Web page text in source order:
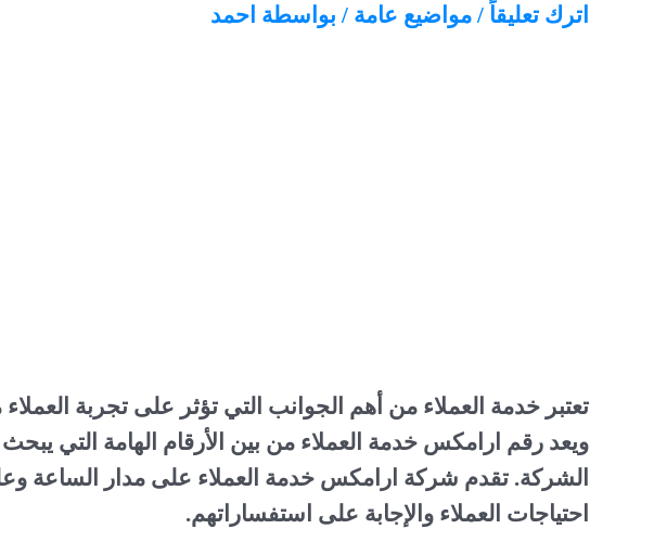
اترك تعليقاً / مواضيع عامة / بواسطة احمد
تعتبر خدمة العملاء من أهم الجوانب التي تؤثر على تجربة
ويعد رقم ارامكس خدمة العملاء من بين الأرقام الهامة التي يبحث
الشركة. تقدم شركة ارامكس خدمة العملاء على مدار الساعة وعلى
احتياجات العملاء والإجابة على استفساراتهم.